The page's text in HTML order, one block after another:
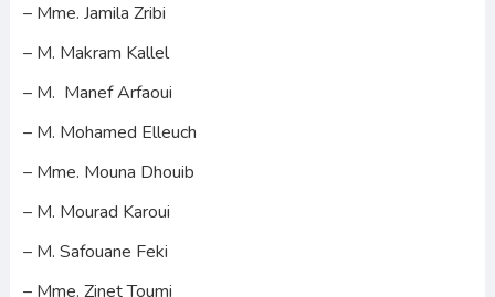
– Mme. Jamila Zribi
– M. Makram Kallel
– M. Manef Arfaoui
– M. Mohamed Elleuch
– Mme. Mouna Dhouib
– M. Mourad Karoui
– M. Safouane Feki
– Mme. Zinet Toumi